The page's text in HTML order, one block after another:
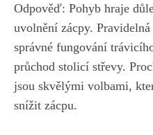
Odpověď: Pohyb hraje
uvolnění zácpy.
správné fungování
průchod stolicí střevy.
jsou skvělými volbami,
snížit zácpu.